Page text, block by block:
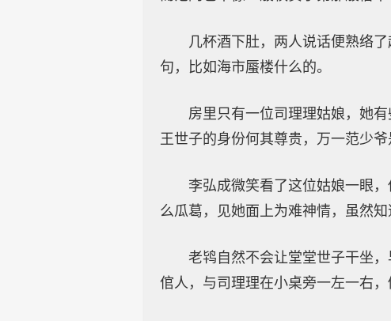
几杯酒下肚，两人说话便熟络
句，比如海市蜃楼什么的。
房里只有一位司理理姑娘，她
王世子的身份何其尊贵，万一范少
李弘成微笑看了这位姑娘一眼
么瓜葛，见她面上为难神情，虽然
老鸨自然不会让堂堂世子干坐
倌人，与司理理在小桌旁一左一右